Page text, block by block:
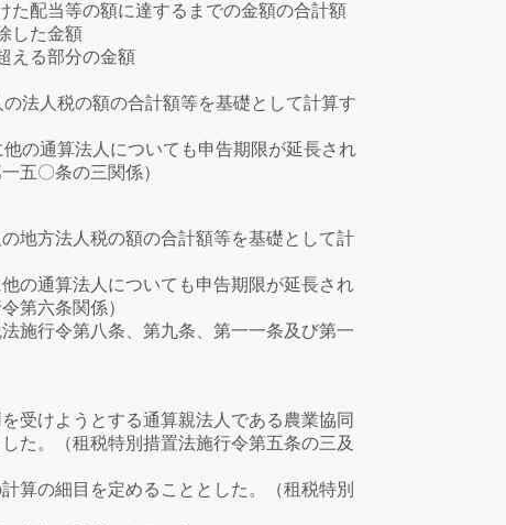
配当等の額に達するまでの金額の合計額
した金額
る部分の金額
法人税の額の合計額等を基礎として計算す
の通算法人についても申告期限が延長され
五〇条の三関係）
地方法人税の額の合計額等を基礎として計
の通算法人についても申告期限が延長され
第六条関係）
施行令第八条、第九条、第一一条及び第一
けようとする通算親法人である農業協同
た。（租税特別措置法施行令第五条の三及
の細目を定めることとした。（租税特別